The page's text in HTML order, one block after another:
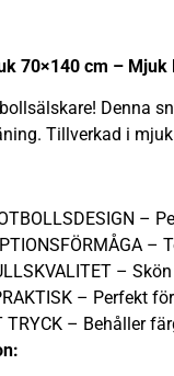
70×140 cm –
Denna
Tillverkad i mjuk
–
–
– Perfekt
TRYCK – Behåller